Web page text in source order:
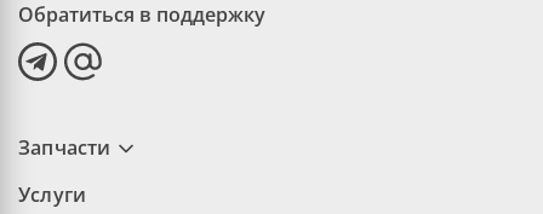
Обратиться в поддержку
Запчасти
Услуги